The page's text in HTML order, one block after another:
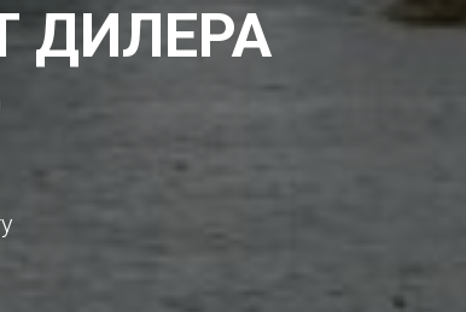
ДИЛЕРА